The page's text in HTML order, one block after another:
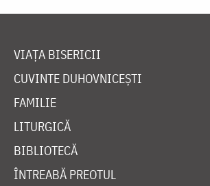
VIAȚA BISERICII
CUVINTE DUHOVNICEȘTI
FAMILIE
LITURGICĂ
BIBLIOTECĂ
ÎNTREABĂ PREOTUL